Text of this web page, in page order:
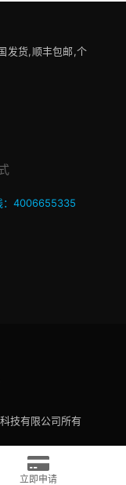
发货,顺丰包邮,个
：4006655335
技有限公司所有
立即申请